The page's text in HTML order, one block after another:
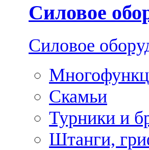
Силовое
Силовое
Скамьи
Турники и
Штанги,